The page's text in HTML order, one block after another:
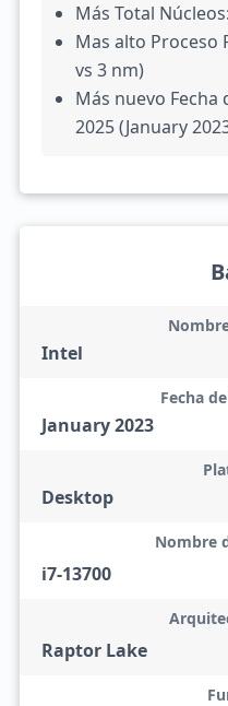
Más Total
Mas alto Proceso
vs 3 nm)
Más nuevo Fecha
2025 (January
Intel
January 2023
Fecha
Desktop
i7-13700
Nombre
Raptor Lake